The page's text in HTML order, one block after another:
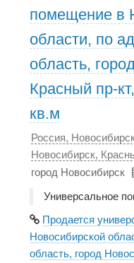
помещение в
области, по
область,
Красный пр-
кв.м
Россия,
Новосибирск,
город Новосибирск
Универсальное
Продается
Новосибирской
область, город